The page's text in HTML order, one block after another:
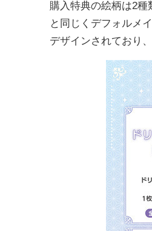
購入特典の絵柄は2
と同じくデフォルメ
デザインされており